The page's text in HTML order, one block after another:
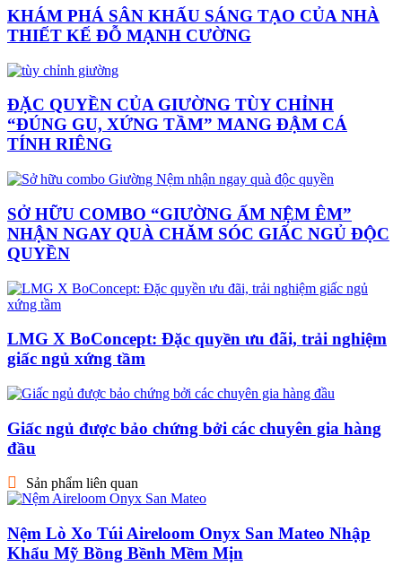
KHÁM PHÁ SÂN KHẤU SÁNG TẠO CỦA NHÀ
THIẾT KẾ ĐỖ MẠNH CƯỜNG
ĐẶC QUYỀN CỦA GIƯỜNG TÙY CHỈNH
“ĐÚNG GU, XỨNG TẦM” MANG ĐẬM CÁ
TÍNH RIÊNG
SỞ HỮU COMBO “GIƯỜNG ẤM NỆM ÊM”
NHẬN NGAY QUÀ CHĂM SÓC GIẤC NGỦ ĐỘC
QUYỀN
LMG X BoConcept: Đặc quyền ưu đãi, trải nghiệm
giấc ngủ xứng tầm
Giấc ngủ được bảo chứng bởi các chuyên gia hàng
đầu
Sản phẩm liên quan
Nệm Lò Xo Túi Aireloom Onyx San Mateo Nhập
Khẩu Mỹ Bồng Bềnh Mềm Mịn